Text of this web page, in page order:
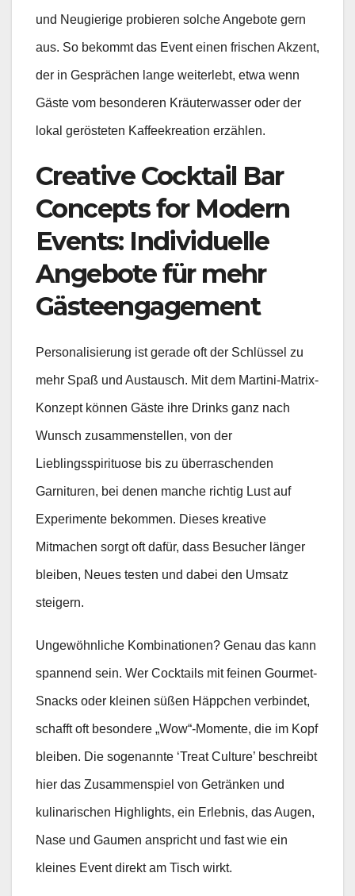
und Neugierige probieren solche Angebote gern
aus. So bekommt das Event einen frischen Akzent,
der in Gesprächen lange weiterlebt, etwa wenn
Gäste vom besonderen Kräuterwasser oder der
lokal gerösteten Kaffeekreation erzählen.
Creative Cocktail Bar
Concepts for Modern
Events: Individuelle
Angebote für mehr
Gästeengagement
Personalisierung ist gerade oft der Schlüssel zu
mehr Spaß und Austausch. Mit dem Martini-Matrix-
Konzept können Gäste ihre Drinks ganz nach
Wunsch zusammenstellen, von der
Lieblingsspirituose bis zu überraschenden
Garnituren, bei denen manche richtig Lust auf
Experimente bekommen. Dieses kreative
Mitmachen sorgt oft dafür, dass Besucher länger
bleiben, Neues testen und dabei den Umsatz
steigern.
Ungewöhnliche Kombinationen? Genau das kann
spannend sein. Wer Cocktails mit feinen Gourmet-
Snacks oder kleinen süßen Häppchen verbindet,
schafft oft besondere „Wow“-Momente, die im Kopf
bleiben. Die sogenannte ‘Treat Culture’ beschreibt
hier das Zusammenspiel von Getränken und
kulinarischen Highlights, ein Erlebnis, das Augen,
Nase und Gaumen anspricht und fast wie ein
kleines Event direkt am Tisch wirkt.